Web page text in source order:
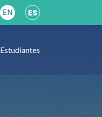
EN ES
Estudiantes